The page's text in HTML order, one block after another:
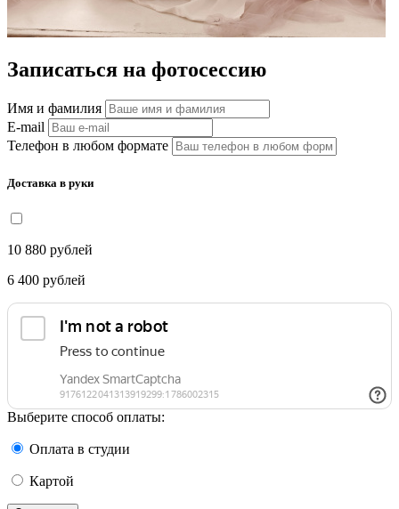
Записаться на фотосессию
Имя и фамилия
E-mail
Телефон в любом формате
Доставка в руки
10 880 рублей
6 400 рублей
Выберите способ оплаты:
Оплата в студии
Картой